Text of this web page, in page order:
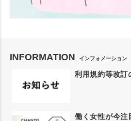
INFORMATION インフォメーション
利用規約等改訂
働く女性が今注